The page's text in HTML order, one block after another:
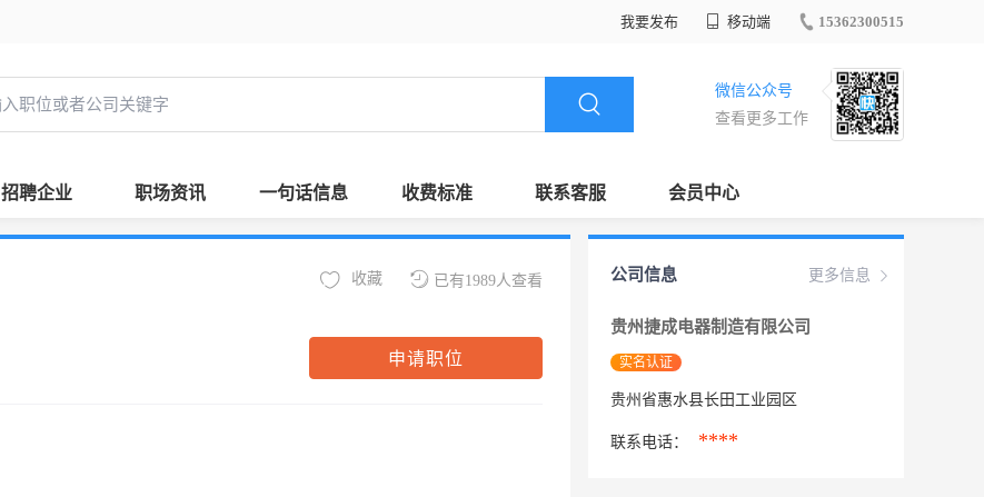
我要发布 移动端 15362300515
微信公众号
查看更多工作
招聘企业 职场资讯 一句话信息 收费标准 联系客服 会员中心
已有1989人查看
收藏
申请职位
更多信息
公司信息
贵州捷成电器制造有限公司
实名认证
贵州省惠水县长田工业园区
联系电话： ****